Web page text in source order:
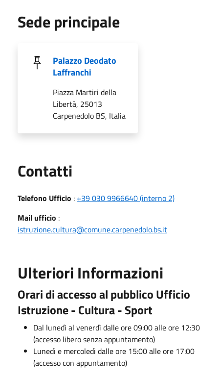
Sede principale
Palazzo Deodato
Laffranchi
Piazza Martiri della
Libertà, 25013
Carpenedolo BS, Italia
Contatti
Telefono Ufficio : +39 030 9966640 (interno 2)
Mail ufficio :
istruzione.cultura@comune.carpenedolo.bs.it
Ulteriori Informazioni
Orari di accesso al pubblico Ufficio
Istruzione - Cultura - Sport
Dal lunedì al venerdì dalle ore 09:00 alle ore 12:30
(accesso libero senza appuntamento)
Lunedì e mercoledì dalle ore 15:00 alle ore 17:00
(accesso con appuntamento)